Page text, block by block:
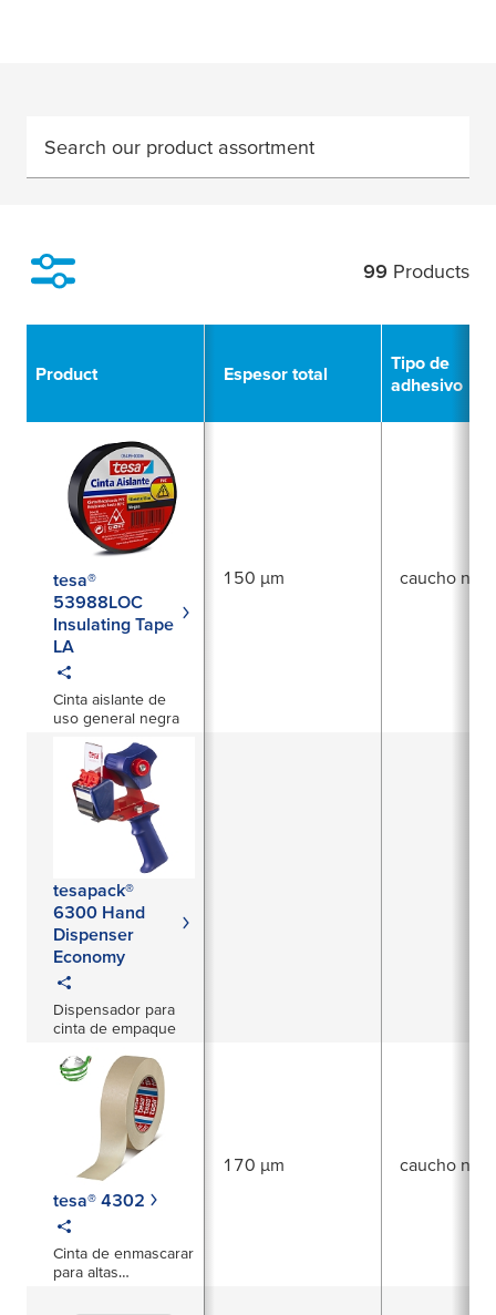
Search our product assortment
99 Products
Product Espesor total
Tipo de
adhesivo
tesa®
53988LOC
Insulating Tape
LA
Cinta aislante de
uso general negra
150 µm caucho
tesapack®
6300 Hand
Dispenser
Economy
Dispensador para
cinta de empaque
tesa® 4302
Cinta de enmascarar
para altas
170 µm caucho